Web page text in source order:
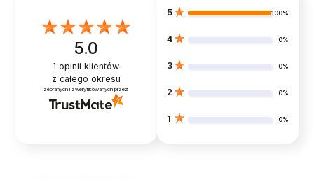
5.0
1 opinii klientów
z całego okresu
zebranych i zweryfikowanych przez
5 100%
4 0%
3 0%
2 0%
1 0%